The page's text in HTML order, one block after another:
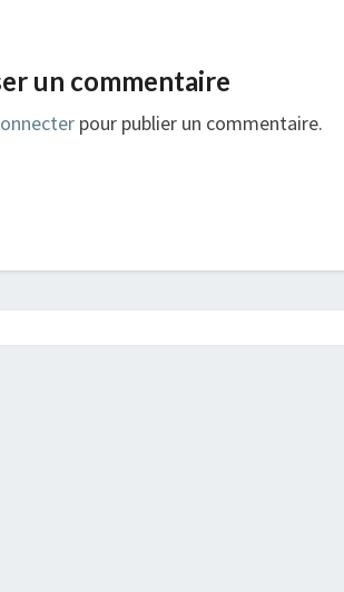
un commentaire
pour publier un commentaire.